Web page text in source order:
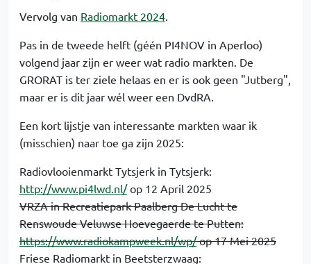
Vervolg van Radiomarkt 2024.
Pas in de tweede helft (géén PI4NOV in Aperloo)
volgend jaar zijn er weer wat radio markten. De
GRORAT is ter ziele helaas en er is ook geen "Jutberg",
maar er is dit jaar wél weer een DvdRA.
Een kort lijstje van interessante markten waar ik
(misschien) naar toe ga zijn 2025:
Radiovlooienmarkt Tytsjerk in Tytsjerk:
http://www.pi4lwd.nl/op 12 April 2025
VRZA in RecreatieparkPaalberg De Lucht te
RenswoudeVeluwse Hoevegaerde te Putten:
https://www.radiokampweek.nl/wp/op 17 Mei 2025
Friese Radiomarkt in Beetsterzwaag: